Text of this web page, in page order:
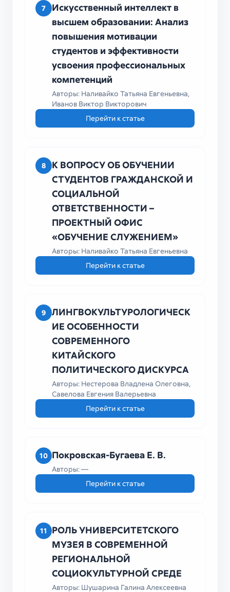
7
Искусственный интеллект в
высшем образовании: Анализ
повышения мотивации
студентов и эффективности
усвоения профессиональных
компетенций
Авторы: Наливайко Татьяна Евгеньевна,
Иванов Виктор Викторович
Перейти к статье
8
К ВОПРОСУ ОБ ОБУЧЕНИИ
СТУДЕНТОВ ГРАЖДАНСКОЙ И
СОЦИАЛЬНОЙ
ОТВЕТСТВЕННОСТИ –
ПРОЕКТНЫЙ ОФИС
«ОБУЧЕНИЕ СЛУЖЕНИЕМ»
Авторы: Наливайко Татьяна Евгеньевна
Перейти к статье
9
ЛИНГВОКУЛЬТУРОЛОГИЧЕСК
ИЕ ОСОБЕННОСТИ
СОВРЕМЕННОГО
КИТАЙСКОГО
ПОЛИТИЧЕСКОГО ДИСКУРСА
Авторы: Нестерова Владлена Олеговна,
Савелова Евгения Валерьевна
Перейти к статье
10 Покровская-Бугаева Е. В.
Авторы: —
Перейти к статье
11
РОЛЬ УНИВЕРСИТЕТСКОГО
МУЗЕЯ В СОВРЕМЕННОЙ
РЕГИОНАЛЬНОЙ
СОЦИОКУЛЬТУРНОЙ СРЕДЕ
Авторы: Шушарина Галина Алексеевна